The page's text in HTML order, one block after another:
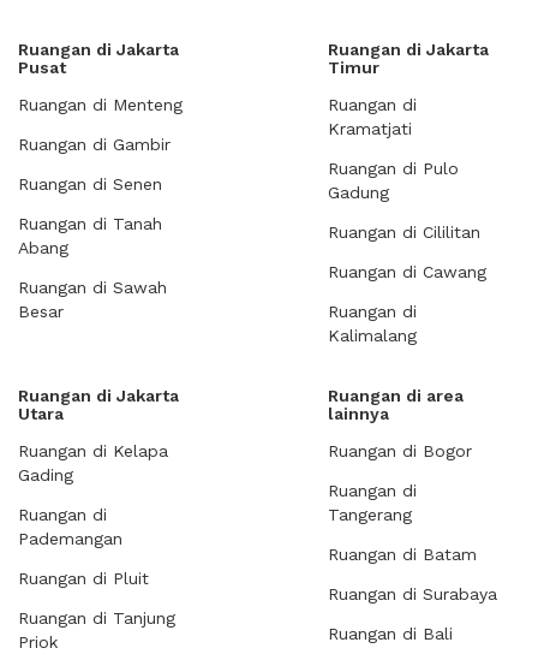
Ruangan di Jakarta
Pusat
Ruangan di Menteng
Ruangan di Gambir
Ruangan di Senen
Ruangan di Tanah
Abang
Ruangan di Sawah
Besar
Ruangan di Jakarta
Timur
Ruangan di
Kramatjati
Ruangan di Pulo
Gadung
Ruangan di Cililitan
Ruangan di Cawang
Ruangan di
Kalimalang
Ruangan di Jakarta
Utara
Ruangan di Kelapa
Gading
Ruangan di
Pademangan
Ruangan di Pluit
Ruangan di Tanjung
Priok
Ruangan di area
lainnya
Ruangan di Bogor
Ruangan di
Tangerang
Ruangan di Batam
Ruangan di Surabaya
Ruangan di Bali